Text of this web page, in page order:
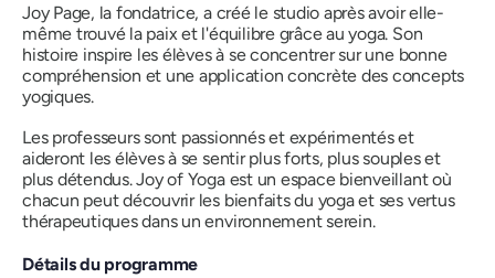
Joy Page, la fondatrice, a créé le studio après avoir elle-
même trouvé la paix et l'équilibre grâce au yoga. Son
histoire inspire les élèves à se concentrer sur une bonne
compréhension et une application concrète des concepts
yogiques.
Les professeurs sont passionnés et expérimentés et
aideront les élèves à se sentir plus forts, plus souples et
plus détendus. Joy of Yoga est un espace bienveillant où
chacun peut découvrir les bienfaits du yoga et ses vertus
thérapeutiques dans un environnement serein.
Détails du programme